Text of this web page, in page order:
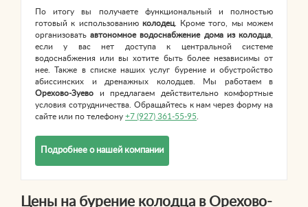
По итогу вы получаете функциональный и полностью
готовый к использованию колодец. Кроме того, мы можем
организоватьавтономное водоснабжение дома из колодца
если у вас нет доступа к центральной системе
водоснабжения или вы хотите быть более независимы от
нее. Также в списке наших услуг бурение и обустройство
абиссинских и дренажных колодцев. Мы работаем в
Орехово-Зуево и предлагаем действительно комфортные
условия сотрудничества. Обращайтесь к нам через форму на
сайте или по телефону +7 (927) 361-55-95
Подробнее о нашей компании
Цены на бурение колодца в Орехово-